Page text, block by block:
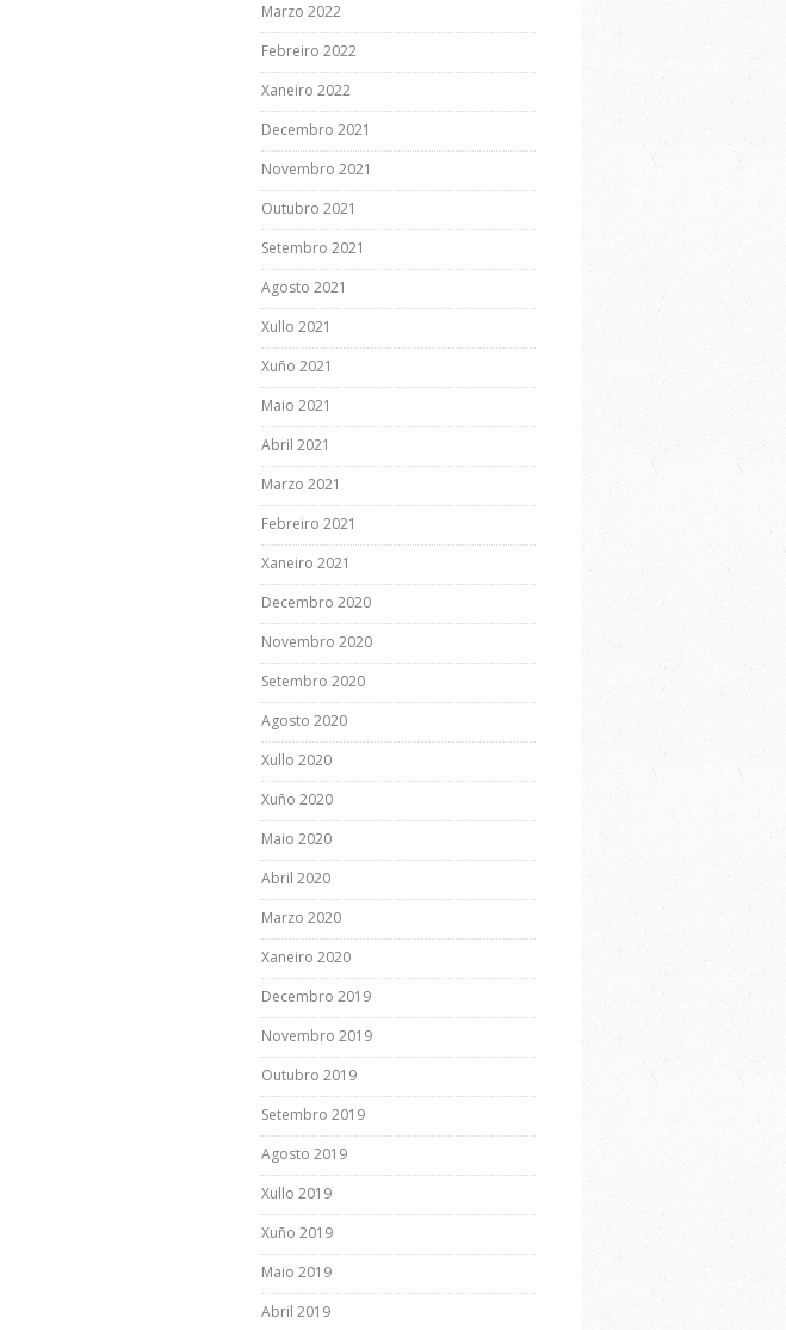
Marzo 2022
Febreiro 2022
Xaneiro 2022
Decembro 2021
Novembro 2021
Outubro 2021
Setembro 2021
Agosto 2021
Xullo 2021
Xuño 2021
Maio 2021
Abril 2021
Marzo 2021
Febreiro 2021
Xaneiro 2021
Decembro 2020
Novembro 2020
Setembro 2020
Agosto 2020
Xullo 2020
Xuño 2020
Maio 2020
Abril 2020
Marzo 2020
Xaneiro 2020
Decembro 2019
Novembro 2019
Outubro 2019
Setembro 2019
Agosto 2019
Xullo 2019
Xuño 2019
Maio 2019
Abril 2019